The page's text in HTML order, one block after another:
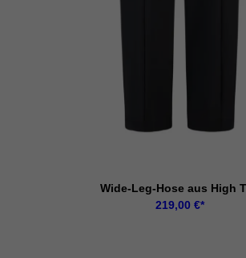
Wide-Leg-Hose aus High
219,00 €